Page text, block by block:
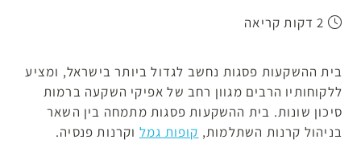
בית ההשקעות פסגות נחשב לגדול ביותר בישראל, ומציע
ללקוחותיו הרבים מגוון רחב של אפיקי השקעה ברמות
סיכון שונות. בית ההשקעות פסגות מתמחה בין השאר
בניהול קרנות השתלמות, קופות גמל וקרנות פנסיה.